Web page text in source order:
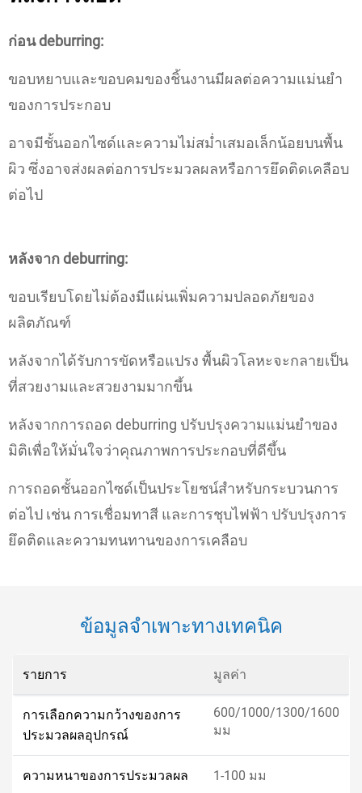
ก่อน deburring:
ขอบหยาบและขอบคมของชิ้นงานมีผลต่อความแม่นยำ
ของการประกอบ
อาจมีชั้นออกไซด์และความไม่สม่ำเสมอเล็กน้อยบนพื้น
ผิว ซึ่งอาจส่งผลต่อการประมวลผลหรือการยึดติดเคลือบ
ต่อไป
หลังจาก deburring:
ขอบเรียบโดยไม่ต้องมีแผ่นเพิ่มความปลอดภัยของ
ผลิตภัณฑ์
หลังจากได้รับการขัดหรือแปรง พื้นผิวโลหะจะกลายเป็น
ที่สวยงามและสวยงามมากขึ้น
หลังจากการถอด deburring ปรับปรุงความแม่นยำของ
มิติเพื่อให้มั่นใจว่าคุณภาพการประกอบที่ดีขึ้น
การถอดชั้นออกไซด์เป็นประโยชน์สําหรับกระบวนการ
ต่อไป เช่น การเชื่อมทาสี และการชุบไฟฟ้า ปรับปรุงการ
ยึดติดและความทนทานของการเคลือบ
ข้อมูลจำเพาะทางเทคนิค
รายการ มูลค่า
การเลือกความกว้างของการ
ประมวลผลอุปกรณ์
600/1000/1300/1600
มม
ความหนาของการประมวลผล 1-100 มม